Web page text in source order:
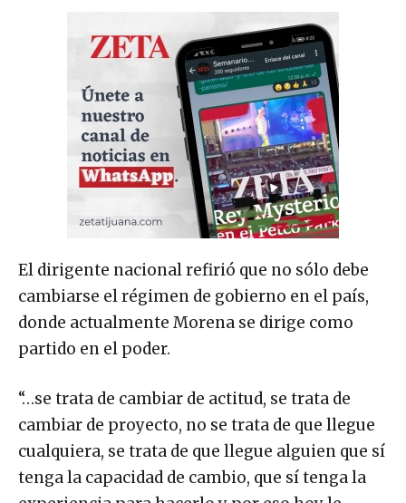
El dirigente nacional refirió que no sólo debe
cambiarse el régimen de gobierno en el país,
donde actualmente Morena se dirige como
partido en el poder.
“…se trata de cambiar de actitud, se trata de
cambiar de proyecto, no se trata de que llegue
cualquiera, se trata de que llegue alguien que sí
tenga la capacidad de cambio, que sí tenga la